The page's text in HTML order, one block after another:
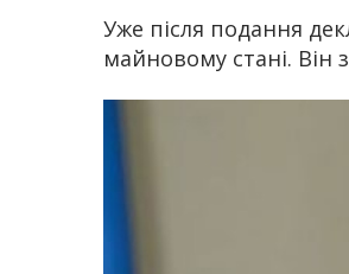
Уже після подання
майновому стані. Він